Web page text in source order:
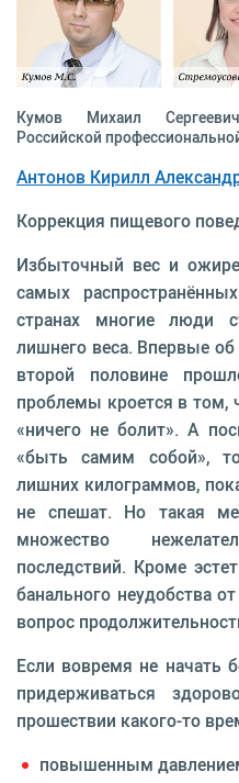
Кумов Михаил
Российской
Антонов Кирилл
Коррекция пищевого
Избыточный вес и
самых
странах многие люди
лишнего веса. Впервые
второй полови­не
проблемы кроется в том,
«ничего не болит». А
«быть самим собой»,
лишних килограммов,
не спешат. Но такая
множество
последствий. Кроме
банального неудобства
вопрос
Если вовремя не начать
придержи­ваться
прошествии какого-то
повышенным